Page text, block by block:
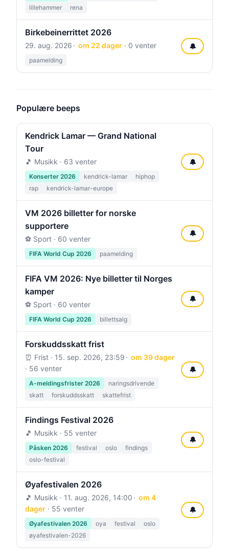
lillehammer
rena
Birkebeinerrittet 2026
29. aug. 2026 om 22 dager· 0 venter
paamelding
🔔
Populære beeps
Kendrick Lamar — Grand National
Tour
🎵 Musikk · 63 venter
Konserter 2026 kendrick-lamar
hiphop
rap
kendrick-lamar-europe
🔔
VM 2026 billetter for norske
supportere
⚽ Sport · 60 venter
FIFA World Cup 2026 paamelding
🔔
FIFA VM 2026: Nye billetter til Norges
kamper
⚽ Sport · 60 venter
FIFA World Cup 2026 billettsalg
🔔
Forskuddsskatt frist
⏰ Frist · 15. sep. 2026, 23:59
om 39 dager
· 56 venter
A-meldingsfrister 2026
naringsdrivende
skatt
forskuddsskatt skattefrist
🔔
Findings Festival 2026
🎵 Musikk · 55 venter
Påsken 2026 festival oslo
findings
oslo-festival
🔔
Øyafestivalen 2026
🎵 Musikk · 11. aug. 2026, 14:00
om 4
dager · 55 venter
Øyafestivalen 2026 oya festival
oslo
øyafestivalen-2026
🔔